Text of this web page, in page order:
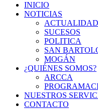
INICIO
NOTICIAS
ACTUALIDAD
SUCESOS
POLITICA
SAN
MOGÁN
¿QUIÉNES SOMOS?
ARCCA
NUESTROS
CONTACTO